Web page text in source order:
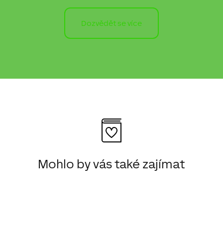
Dozvědět se více
Mohlo by vás také zajímat